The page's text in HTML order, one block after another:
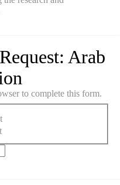
Arab
to complete this form.